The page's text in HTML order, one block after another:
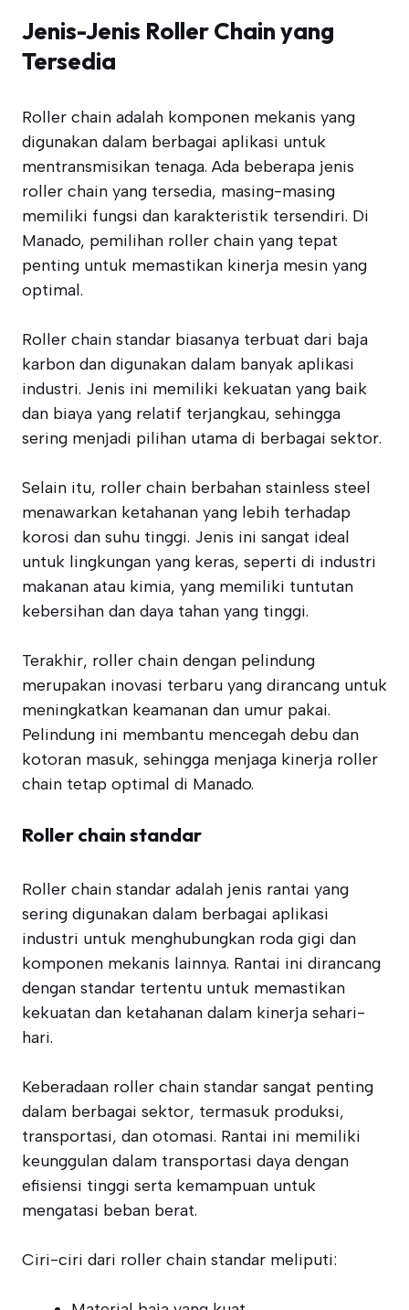
Jenis-Jenis Roller Chain yang
Tersedia
Roller chain adalah komponen mekanis yang
digunakan dalam berbagai aplikasi untuk
mentransmisikan tenaga. Ada beberapa jenis
roller chain yang tersedia, masing-masing
memiliki fungsi dan karakteristik tersendiri. Di
Manado, pemilihan roller chain yang tepat
penting untuk memastikan kinerja mesin yang
optimal.
Roller chain standar biasanya terbuat dari baja
karbon dan digunakan dalam banyak aplikasi
industri. Jenis ini memiliki kekuatan yang baik
dan biaya yang relatif terjangkau, sehingga
sering menjadi pilihan utama di berbagai sektor.
Selain itu, roller chain berbahan stainless steel
menawarkan ketahanan yang lebih terhadap
korosi dan suhu tinggi. Jenis ini sangat ideal
untuk lingkungan yang keras, seperti di industri
makanan atau kimia, yang memiliki tuntutan
kebersihan dan daya tahan yang tinggi.
Terakhir, roller chain dengan pelindung
merupakan inovasi terbaru yang dirancang untuk
meningkatkan keamanan dan umur pakai.
Pelindung ini membantu mencegah debu dan
kotoran masuk, sehingga menjaga kinerja roller
chain tetap optimal di Manado.
Roller chain standar
Roller chain standar adalah jenis rantai yang
sering digunakan dalam berbagai aplikasi
industri untuk menghubungkan roda gigi dan
komponen mekanis lainnya. Rantai ini dirancang
dengan standar tertentu untuk memastikan
kekuatan dan ketahanan dalam kinerja sehari-
hari.
Keberadaan roller chain standar sangat penting
dalam berbagai sektor, termasuk produksi,
transportasi, dan otomasi. Rantai ini memiliki
keunggulan dalam transportasi daya dengan
efisiensi tinggi serta kemampuan untuk
mengatasi beban berat.
Ciri-ciri dari roller chain standar meliputi: